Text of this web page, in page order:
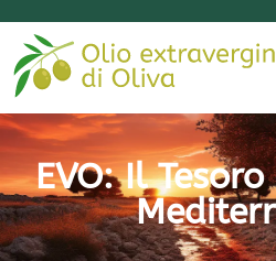
EVO: Il